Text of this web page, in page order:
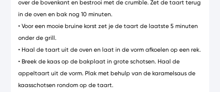
over de bovenkant en bestrooi met de crumble. Zet de taart terug
in de oven en bak nog 10 minuten.
• Voor een mooie bruine korst zet je de taart de laatste 5 minuten
onder de grill.
• Haal de taart uit de oven en laat in de vorm afkoelen op een rek.
• Breek de kaas op de bakplaat in grote schotsen. Haal de
appeltaart uit de vorm. Plak met behulp van de karamelsaus de
kaasschotsen rondom op de taart.